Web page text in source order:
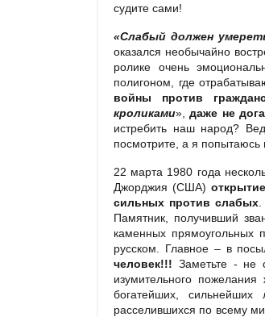
судите сами!
«Слабый должен
оказался необычайно
ролике очень
полигоном, где
войны против
кроликами»,даже не
истребить наш народ?
посмотрите, а я попытаюсь
22 марта 1980 года
Джорджия (США)
сильных против слабых.
Памятник, получивший
каменных
русском. Главное – в
человек!!! Заметьте - не
изумительного
богатейших,
расселившихся по всему